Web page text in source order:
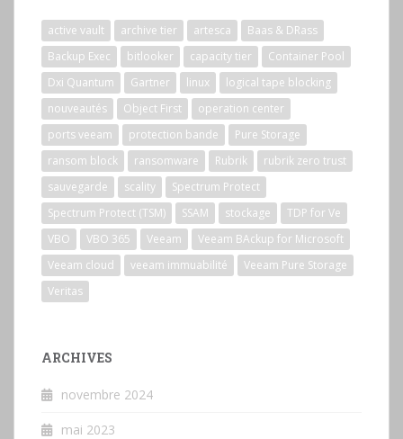
active vault archive tier artesca
Baas & DRass
Backup Exec
bitlooker capacity tier
Container Pool
Dxi Quantum
Gartner linux
logical tape blocking
nouveautés
Object First
operation center
ports veeam
protection bande
Pure Storage
ransom block
ransomware Rubrik
rubrik zero trust
sauvegarde
scality
Spectrum Protect
Spectrum Protect (TSM)
SSAM stockage
TDP for Ve
VBO
VBO 365 Veeam
Veeam BAckup for Microsoft
Veeam cloud
veeam immuabilité
Veeam Pure Storage
Veritas
ARCHIVES
novembre 2024
mai 2023